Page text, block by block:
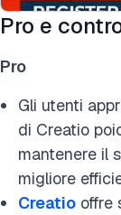
Pro e
Pro
Gli utenti
di Creatio
mantenere il
migliore
Creatio offre